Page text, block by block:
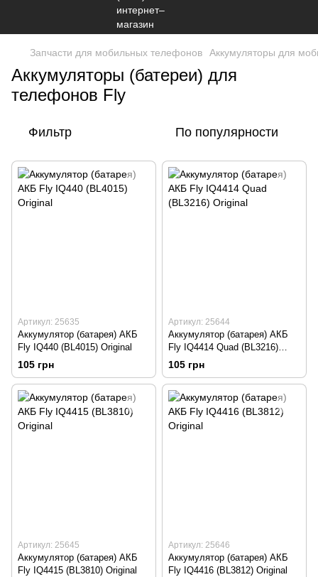
Запчасти для мобильных телефонов Аккумуляторы для
Аккумуляторы (батереи) для
телефонов Fly
Фильтр По популярности
Артикул: 25635
Аккумулятор (батарея) АКБ
Fly IQ440 (BL4015) Original
105 грн
Артикул: 25644
Аккумулятор (батарея) АКБ
Fly IQ4414 Quad (BL3216)
Original
105 грн
Артикул: 25645
Аккумулятор (батарея) АКБ
Fly IQ4415 (BL3810) Original
Артикул: 25646
Аккумулятор (батарея) АКБ
Fly IQ4416 (BL3812) Original